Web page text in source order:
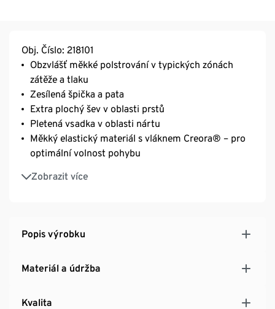
Obj. Číslo: 218101
Obzvlášť měkké polstrování v typických zónách
zátěže a tlaku
Zesílená špička a pata
Extra plochý šev v oblasti prstů
Pletená vsadka v oblasti nártu
Měkký elastický materiál s vláknem Creora® – pro
optimální volnost pohybu
Zobrazit více
S biobavlnou
Popis výrobku
Materiál a údržba
Kvalita